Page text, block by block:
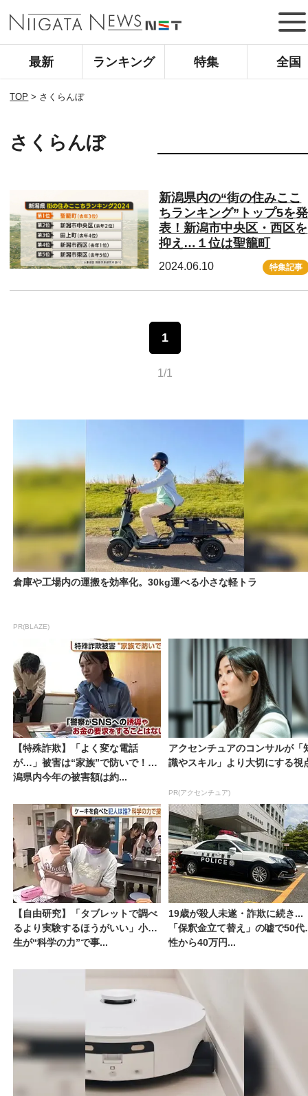
最新 ランキング 特集 全国
TOP > さくらんぼ
さくらんぼ
新潟県内の“街の住みここ
ちランキング”トップ5を発
表！新潟市中央区・西区を
抑え…１位は聖籠町
2024.06.10 特集記事
1
1/1
倉庫や工場内の運搬を効率化。30kg運べる小さな軽トラ
PR(BLAZE)
【特殊詐欺】「よく変な電話
が…」被害は“家族”で防いで！新
潟県内今年の被害額は約...
アクセンチュアのコンサルが「
識やスキル」より大切にする視
PR(アクセンチュア)
【自由研究】「タブレットで調べ
るより実験するほうがいい」小学
生が“科学の力”で事...
19歳が殺人未遂・詐欺に続き...
「保釈金立て替え」の嘘で50代
性から40万円...